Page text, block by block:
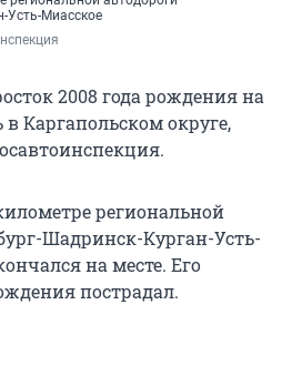
Усть-Миасское
2008 года рождения на
Каргапольском округе,
региональной
Шадринск-Курган-Усть-
на месте. Его
пострадал.